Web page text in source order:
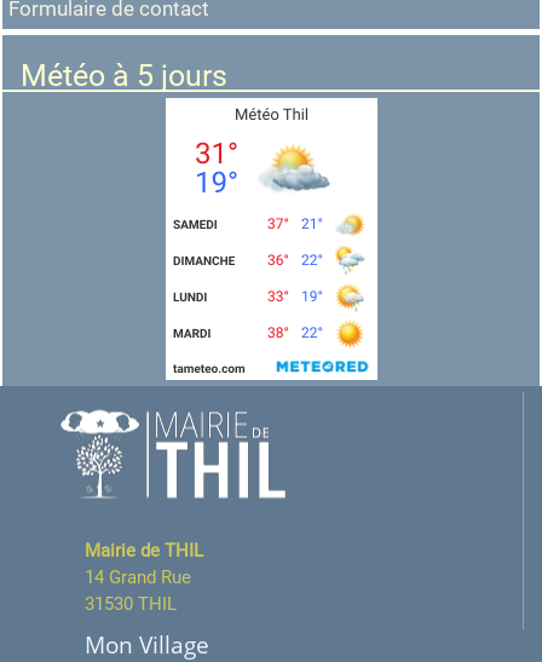
Formulaire de contact
Météo à 5 jours
Mairie de THIL
14 Grand Rue
31530 THIL
Mon Village